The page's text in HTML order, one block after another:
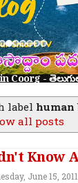
label human
all posts
Know
June 15, 2011